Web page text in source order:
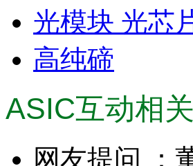
光模块 光芯
高纯碲
ASIC互动相关·
网友提问 ：